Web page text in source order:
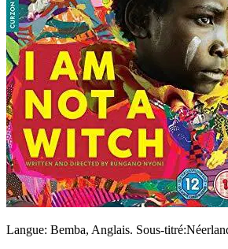
Langue: Bemba, Anglais. Sous-